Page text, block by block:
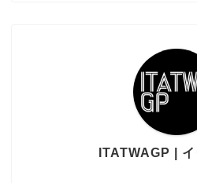
ITATWAGP |